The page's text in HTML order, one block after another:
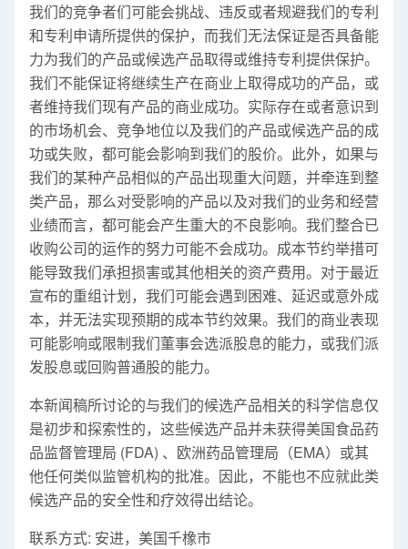
我们的竞争者们可能会挑战、违反或者规避我们的专利
和专利申请所提供的保护，而我们无法保证是否具备能
力为我们的产品或候选产品取得或维持专利提供保护。
我们不能保证将继续生产在商业上取得成功的产品，或
者维持我们现有产品的商业成功。实际存在或者意识到
的市场机会、竞争地位以及我们的产品或候选产品的成
功或失败，都可能会影响到我们的股价。此外，如果与
我们的某种产品相似的产品出现重大问题，并牵连到整
类产品，那么对受影响的产品以及对我们的业务和经营
业绩而言，都可能会产生重大的不良影响。我们整合已
收购公司的运作的努力可能不会成功。成本节约举措可
能导致我们承担损害或其他相关的资产费用。对于最近
宣布的重组计划，我们可能会遇到困难、延迟或意外成
本，并无法实现预期的成本节约效果。我们的商业表现
可能影响或限制我们董事会选派股息的能力，或我们派
发股息或回购普通股的能力。
本新闻稿所讨论的与我们的候选产品相关的科学信息仅
是初步和探索性的，这些候选产品并未获得美国食品药
品监督管理局 (FDA) 、欧洲药品管理局（EMA）或其
他任何类似监管机构的批准。因此，不能也不应就此类
候选产品的安全性和疗效得出结论。
联系方式: 安进，美国千橡市